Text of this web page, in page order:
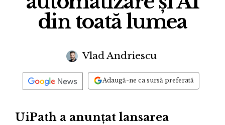
din toată lumea
Vlad Andriescu
Adaugă-ne ca sursă preferată
UiPath a anunțat lansarea